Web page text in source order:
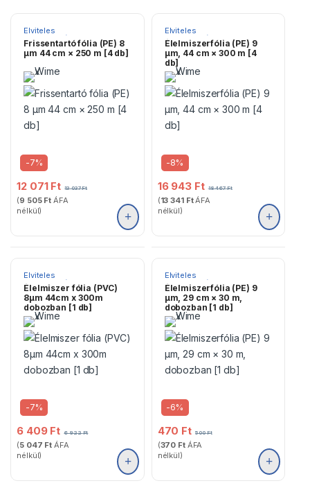
Elviteles
csomagolóanyagok
Frissentartó fólia (PE) 8
µm 44 cm × 250 m [4 db]
-7%
12 071 Ft 13 037Ft
(9 505 Ft ÁFA
nélkül)
Elviteles
csomagolóanyagok
Élelmiszerfólia (PE) 9
µm, 44 cm × 300 m [4
db]
-8%
16 943 Ft 18 467Ft
(13 341 FtÁFA
nélkül)
Elviteles
csomagolóanyagok
Élelmiszer fólia (PVC)
8µm 44cm x 300m
dobozban [1 db]
-7%
6 409 Ft 6 922Ft
(5 047 Ft ÁFA
nélkül)
Elviteles
csomagolóanyagok
Élelmiszerfólia (PE) 9
µm, 29 cm × 30 m,
dobozban [1 db]
-6%
470 Ft 500Ft
(370 FtÁFA
nélkül)